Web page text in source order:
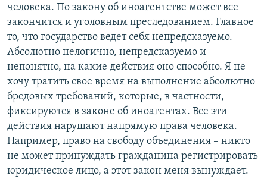
человека. По закону об иноагентстве может все
закончится и уголовным преследованием. Главное
то, что государство ведет себя непредсказуемо.
Абсолютно нелогично, непредсказуемо и
непонятно, на какие действия оно способно. Я не
хочу тратить свое время на выполнение абсолютно
бредовых требований, которые, в частности,
фиксируются в законе об иноагентах. Все эти
действия нарушают напрямую права человека.
Например, право на свободу объединения – никто
не может принуждать гражданина регистрировать
юридическое лицо, а этот закон меня вынуждает.